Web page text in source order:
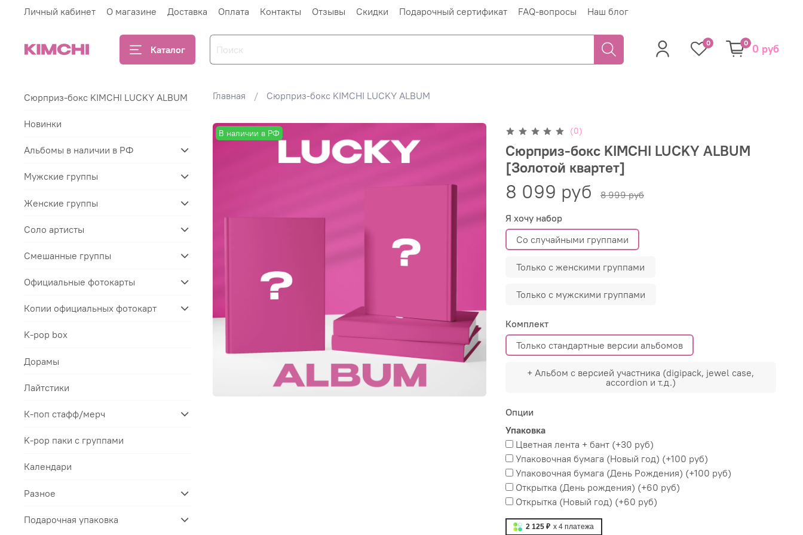
Личный кабинет О магазине Доставка Оплата Контакты Отзывы Скидки Подарочный сертификат FAQ-вопросы Наш блог
Каталог
0 0 0 руб
Главная Сюрприз-бокс KIMCHI LUCKY ALBUM
В наличии в РФ (0)
Сюрприз-бокс KIMCHI LUCKY ALBUM
[Золотой квартет]
8 099 руб
8 999 руб
Я хочу набор
Со случайными группами
Только с женскими группами
Только с мужскими группами
Комплект
Только стандартные версии альбомов
+ Альбом с версией участника (digipack, jewel case,
accordion и т.д.)
Опции
Упаковка
Цветная лента + бант(+30 руб)
Упаковочная бумага (Новый год) (+100 руб)
Упаковочная бумага (День Рождения) (+100 руб)
Открытка (День рождения) (+60 руб)
Открытка (Новый год) (+60 руб)
2 125 ₽ x 4платежа
Сюрприз-бокс KIMCHI LUCKY ALBUM
Новинки
Альбомы в наличии в РФ
Мужские группы
Женские группы
Соло артисты
Смешанные группы
Официальные фотокарты
Копии официальных фотокарт
K-pop box
Дорамы
Лайтстики
К-поп стафф/мерч
K-pop паки с группами
Календари
Разное
Подарочная упаковка